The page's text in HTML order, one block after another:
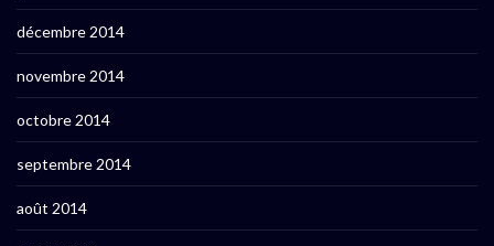
décembre 2014
novembre 2014
octobre 2014
septembre 2014
août 2014